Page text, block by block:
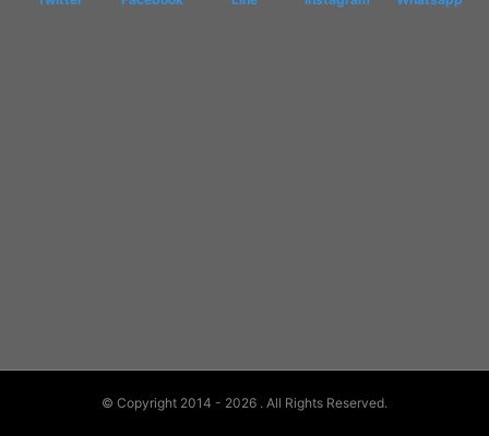
© Copyright 2014 - 2026 . All Rights Reserved.